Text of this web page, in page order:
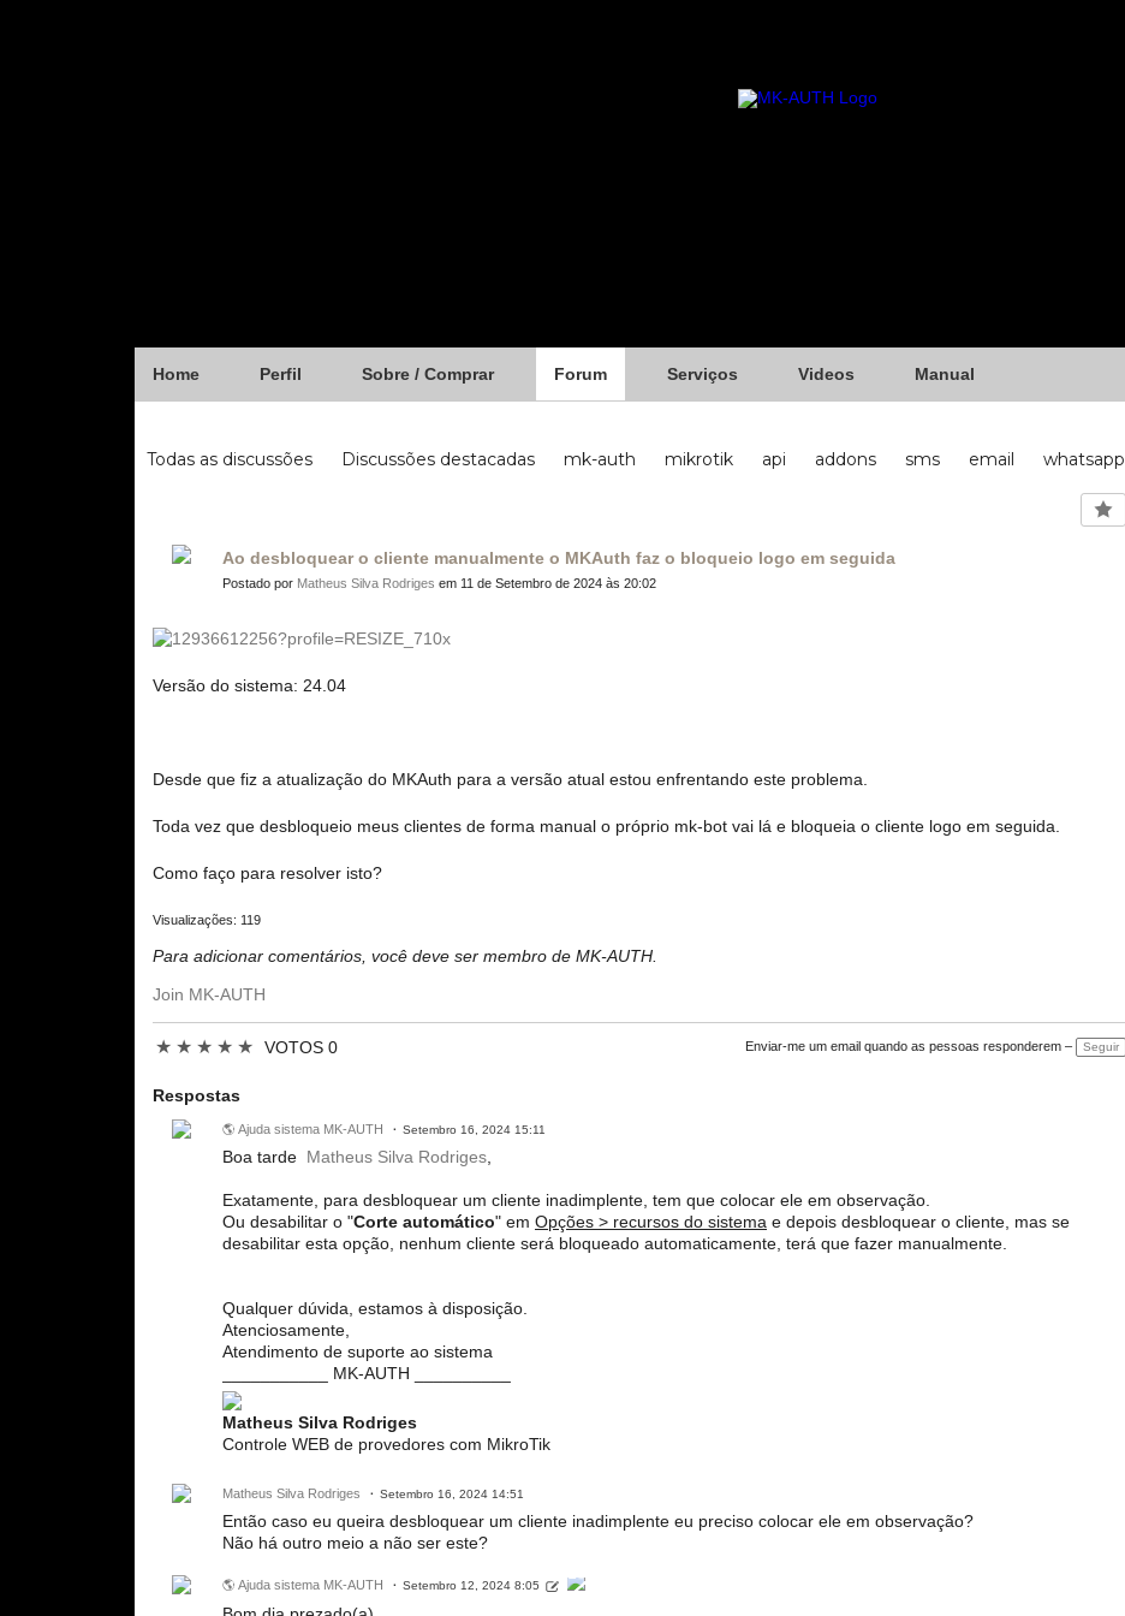
Home Perfil Sobre / Comprar Forum Serviços Videos Manual
Todas as discussões
Discussões destacadas mk-auth mikrotik api addons sms email whatsapp
Ao desbloquear o cliente manualmente o MKAuth faz o bloqueio logo em seguida
Postado por Matheus Silva Rodriges em 11 de Setembro de 2024 às 20:02
Versão do sistema: 24.04
Desde que fiz a atualização do MKAuth para a versão atual estou enfrentando este problema.
Toda vez que desbloqueio meus clientes de forma manual o próprio mk-bot vai lá e bloqueia o cliente logo em seguida.
Como faço para resolver isto?
Visualizações: 119
Para adicionar comentários, você deve ser membro de MK-AUTH.
Join MK-AUTH
★ ★ ★ ★ ★ VOTOS 0 Enviar-me um email quando as pessoas responderem – Seguir
Respostas
🌎 Ajuda sistema MK-AUTH Setembro 16, 2024 15:11
Boa tarde Matheus Silva Rodriges
Exatamente, para desbloquear um cliente inadimplente, tem que colocar ele em observação.
Ou desabilitar o "Corte automático" em Opções > recursos do sistema e depois desbloquear o cliente, mas se
desabilitar esta opção, nenhum cliente será bloqueado automaticamente, terá que fazer manualmente.
Qualquer dúvida, estamos à disposição.
Atenciosamente,
Atendimento de suporte ao sistema
___________ MK-AUTH __________
Matheus Silva Rodriges
Controle WEB de provedores com MikroTik
Matheus Silva Rodriges Setembro 16, 2024 14:51
Então caso eu queira desbloquear um cliente inadimplente eu preciso colocar ele em observação?
Não há outro meio a não ser este?
🌎 Ajuda sistema MK-AUTH Setembro 12, 2024 8:05